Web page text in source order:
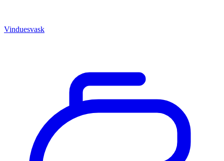
Vinduesvask